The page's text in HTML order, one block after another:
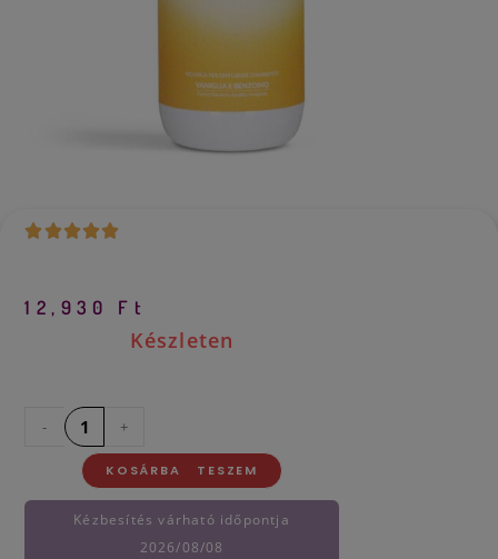
12,930 Ft
Készleten
- +
KOSÁRBA TESZEM
Kézbesítés várható időpontja
2026/08/08